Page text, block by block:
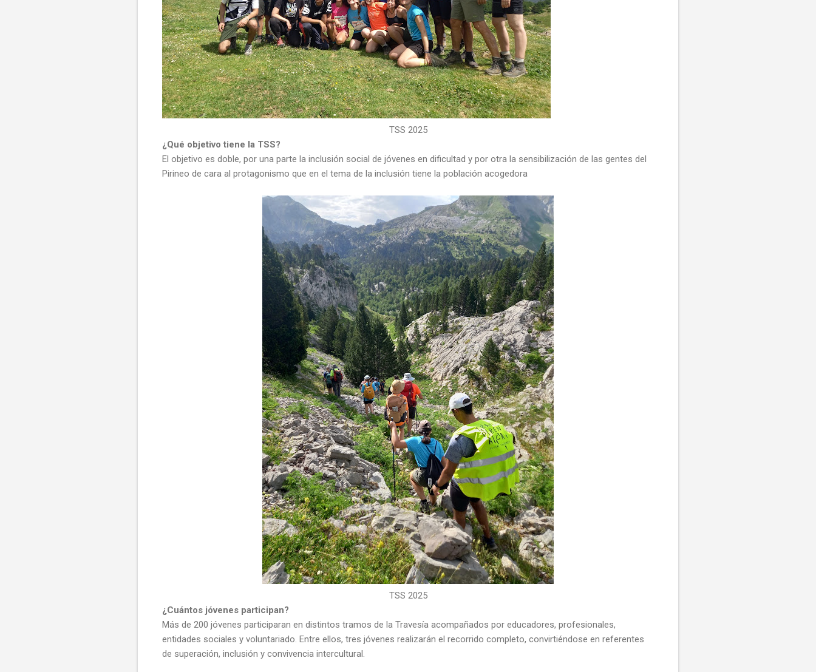
TSS 2025
¿Qué objetivo tiene la TSS?
El objetivo es doble, por una parte la inclusión social de jóvenes en dificultad y por otra la sensibilización de las gentes del
Pirineo de cara al protagonismo que en el tema de la inclusión tiene la población acogedora
TSS 2025
¿Cuántos jóvenes participan?
Más de 200 jóvenes participaran en distintos tramos de la Travesía acompañados por educadores, profesionales,
entidades sociales y voluntariado. Entre ellos, tres jóvenes realizarán el recorrido completo, convirtiéndose en referentes
de superación, inclusión y convivencia intercultural.